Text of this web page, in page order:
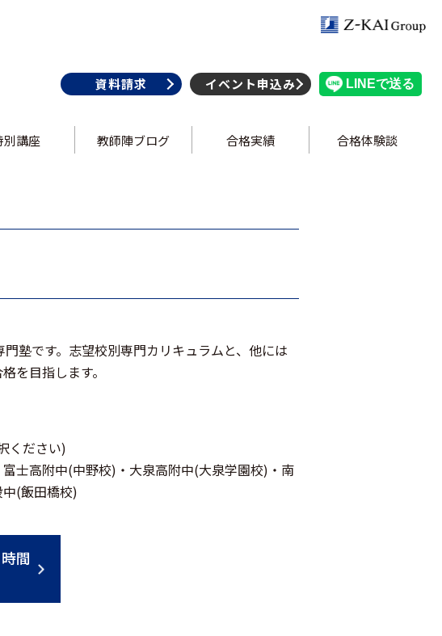
資料請求 イベント申込み
別講座 教師陣ブログ 合格実績 合格体験談
塾です。志望校別専門カリキュラムと、他には
を目指します。
ください)
士高附中(中野校)・大泉高附中(大泉学園校)・南
(飯田橋校)
間